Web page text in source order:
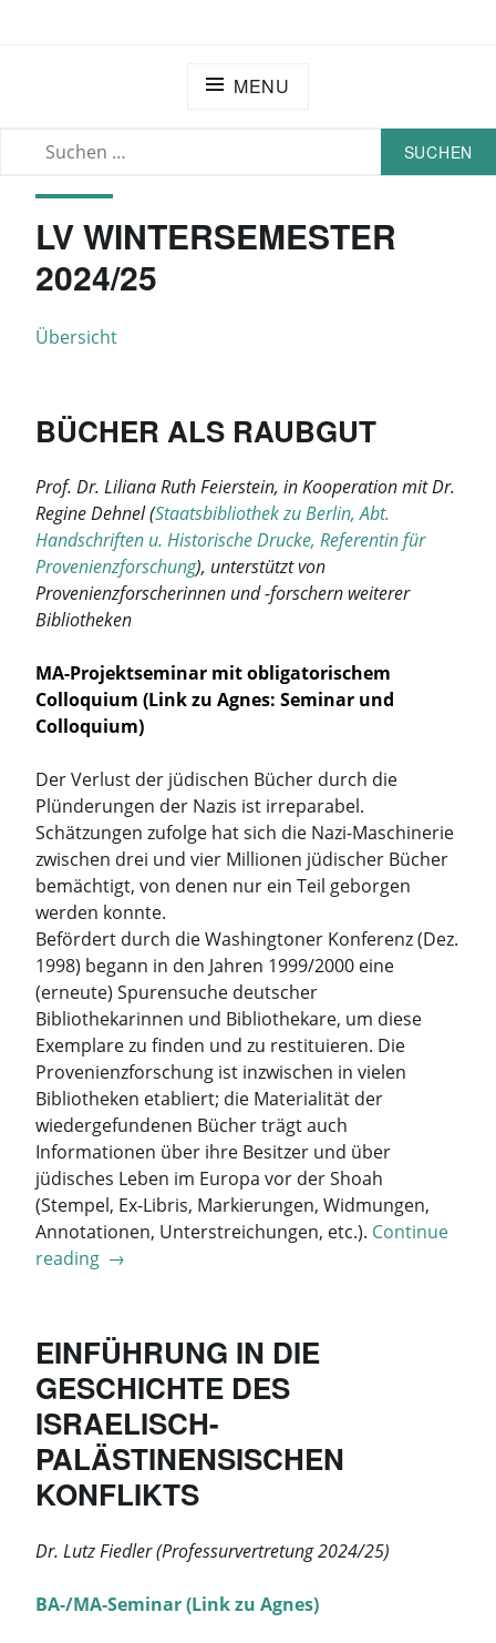
MENU
LV WINTERSEMESTER
2024/25
Übersicht
BÜCHER ALS RAUBGUT
Prof. Dr. Liliana Ruth Feierstein, in Kooperation mit Dr.
Regine Dehnel (Staatsbibliothek zu Berlin, Abt.
Handschriften u. Historische Drucke, Referentin für
Provenienzforschung), unterstützt von
Provenienzforscherinnen und -forschern weiterer
Bibliotheken
MA-Projektseminar mit obligatorischem
Colloquium (Link zu Agnes: Seminar und
Colloquium)
Der Verlust der jüdischen Bücher durch die
Plünderungen der Nazis ist irreparabel.
Schätzungen zufolge hat sich die Nazi-Maschinerie
zwischen drei und vier Millionen jüdischer Bücher
bemächtigt, von denen nur ein Teil geborgen
werden konnte.
Befördert durch die Washingtoner Konferenz (Dez.
1998) begann in den Jahren 1999/2000 eine
(erneute) Spurensuche deutscher
Bibliothekarinnen und Bibliothekare, um diese
Exemplare zu finden und zu restituieren. Die
Provenienzforschung ist inzwischen in vielen
Bibliotheken etabliert; die Materialität der
wiedergefundenen Bücher trägt auch
Informationen über ihre Besitzer und über
jüdisches Leben im Europa vor der Shoah
(Stempel, Ex-Libris, Markierungen, Widmungen,
Annotationen, Unterstreichungen, etc.). Continue
reading „Bücher
→
EINFÜHRUNG IN DIE
GESCHICHTE DES
ISRAELISCH-
PALÄSTINENSISCHEN
KONFLIKTS
Dr. Lutz Fiedler (Professurvertretung 2024/25)
BA-/MA-Seminar (Link zu Agnes)